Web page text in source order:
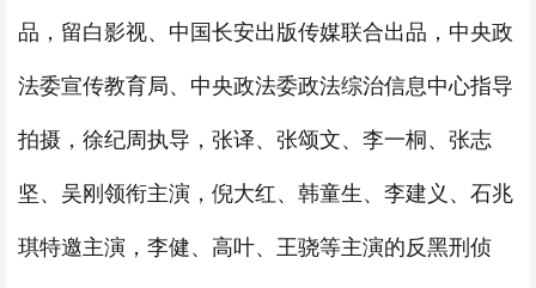
品，留白影视、中国长安出版传媒联合出品，中央政
法委宣传教育局、中央政法委政法综治信息中心指导
拍摄，徐纪周执导，张译、张颂文、李一桐、张志
坚、吴刚领衔主演，倪大红、韩童生、李建义、石兆
琪特邀主演，李健、高叶、王骁等主演的反黑刑侦